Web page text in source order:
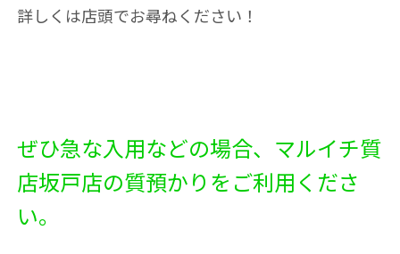
詳しくは店頭でお尋ねください！
ぜひ急な入用などの場合、マルイチ質
店坂戸店の質預かりをご利用くださ
い。